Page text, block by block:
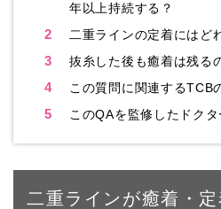
年以上持続する？
2 二重ラインの定着にはど
3 抜糸した後も癒着は残る
4 この質問に関連するTCB
5 このQAを監修したドクタ
二重ラインが癒着・